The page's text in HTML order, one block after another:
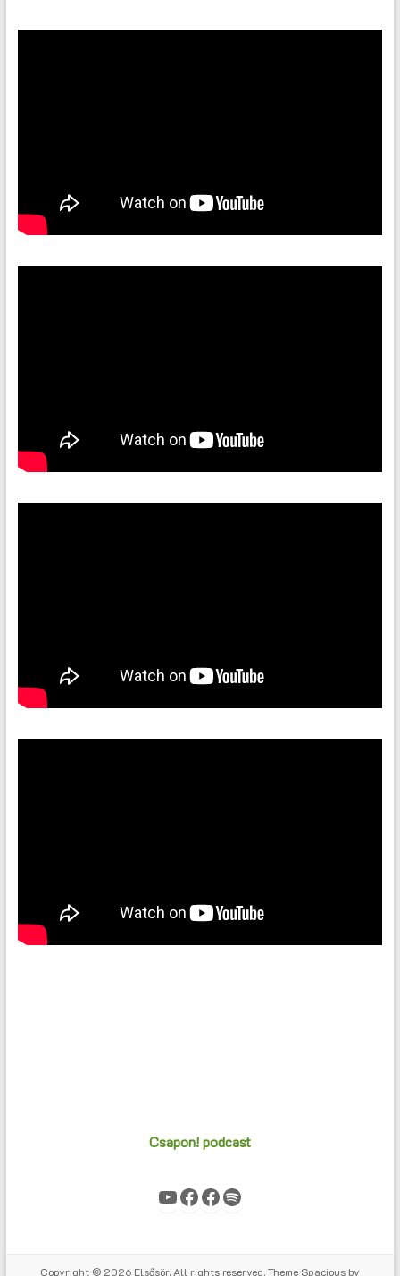
Csapon! podcast
YouTube
Facebook
Facebook
Spotify
Copyright © 2026 Elsősör. All rights reserved. Theme Spaciousby